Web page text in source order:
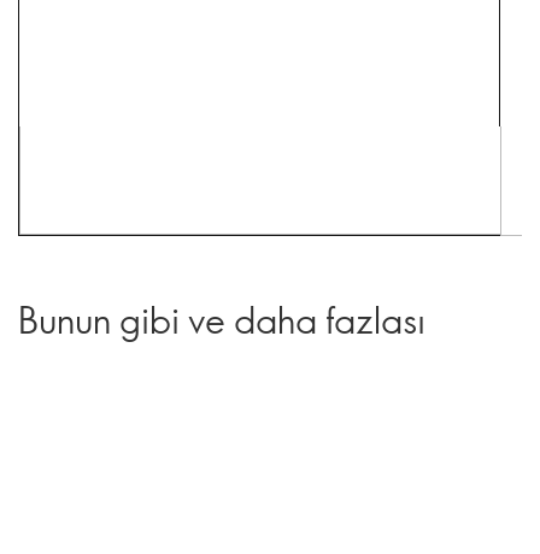
Bunun gibi ve daha fazlası